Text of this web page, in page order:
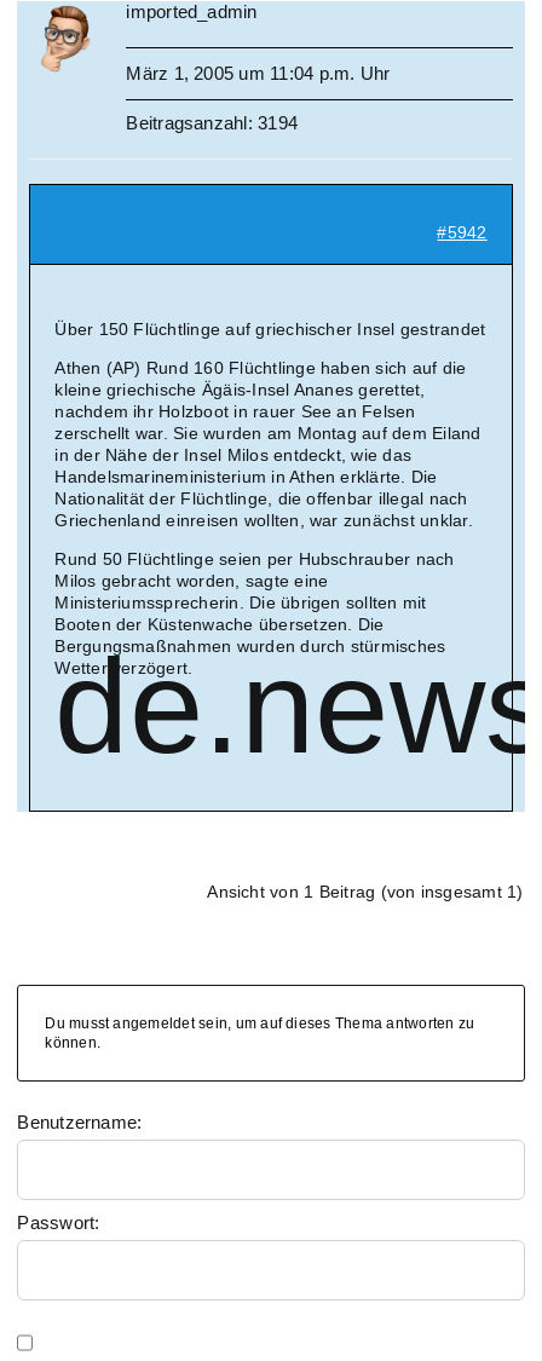
imported_admin
März 1, 2005 um 11:04 p.m. Uhr
Beitragsanzahl: 3194
#5942
Über 150 Flüchtlinge auf griechischer Insel gestrandet
Athen (AP) Rund 160 Flüchtlinge haben sich auf die
kleine griechische Ägäis-Insel Ananes gerettet,
nachdem ihr Holzboot in rauer See an Felsen
zerschellt war. Sie wurden am Montag auf dem Eiland
in der Nähe der Insel Milos entdeckt, wie das
Handelsmarineministerium in Athen erklärte. Die
Nationalität der Flüchtlinge, die offenbar illegal nach
Griechenland einreisen wollten, war zunächst unklar.
Rund 50 Flüchtlinge seien per Hubschrauber nach
Milos gebracht worden, sagte eine
Ministeriumssprecherin. Die übrigen sollten mit
Booten der Küstenwache übersetzen. Die
Bergungsmaßnahmen wurden durch stürmisches
Wetter verzögert.
Ansicht von 1 Beitrag (von insgesamt 1)
Du musst angemeldet sein, um auf dieses Thema antworten zu
können.
Benutzername:
Passwort: